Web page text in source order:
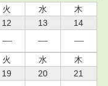
火 水
木
12 13 14
火 水
木
19 20 21